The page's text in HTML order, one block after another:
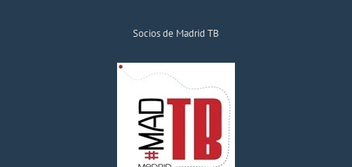
Socios de Madrid TB